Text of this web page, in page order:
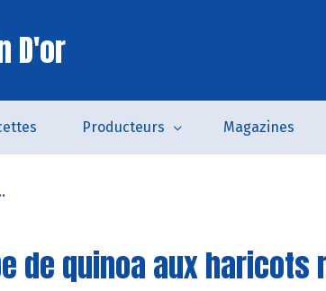
D'or
Producteurs Magazines
de quinoa aux haricots